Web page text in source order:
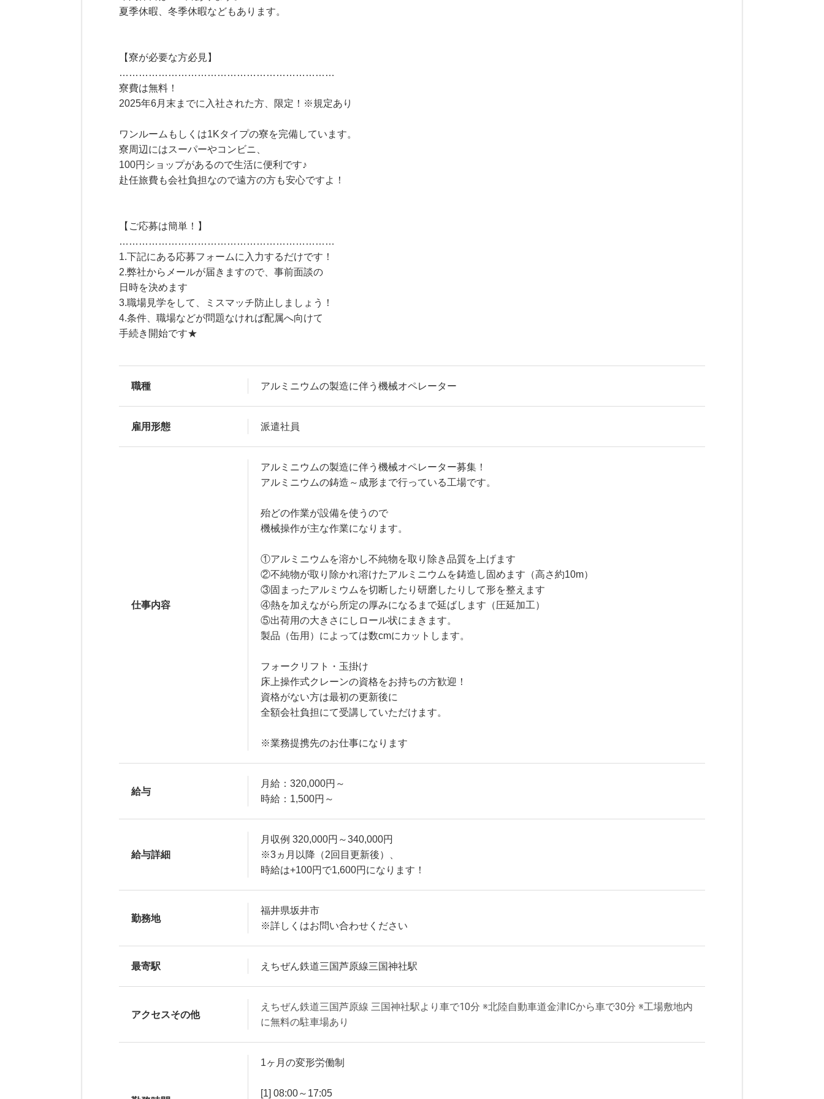
夏季休暇、冬季休暇などもあります。
【寮が必要な方必見】
…………………………………………………………
寮費は無料！
2025年6月末までに入社された方、限定！※規定あり
ワンルームもしくは1Kタイプの寮を完備しています。
寮周辺にはスーパーやコンビニ、
100円ショップがあるので生活に便利です♪
赴任旅費も会社負担なので遠方の方も安心ですよ！
【ご応募は簡単！】
…………………………………………………………
1.下記にある応募フォームに入力するだけです！
2.弊社からメールが届きますので、事前面談の
日時を決めます
3.職場見学をして、ミスマッチ防止しましょう！
4.条件、職場などが問題なければ配属へ向けて
手続き開始です★
職種 アルミニウムの製造に伴う機械オペレーター
雇用形態 派遣社員
仕事内容
アルミニウムの製造に伴う機械オペレーター募集！
アルミニウムの鋳造～成形まで行っている工場です。
殆どの作業が設備を使うので
機械操作が主な作業になります。
①アルミニウムを溶かし不純物を取り除き品質を上げます
②不純物が取り除かれ溶けたアルミニウムを鋳造し固めます（高さ約10m）
③固まったアルミウムを切断したり研磨したりして形を整えます
④熱を加えながら所定の厚みになるまで延ばします（圧延加工）
⑤出荷用の大きさにしロール状にまきます。
製品（缶用）によっては数cmにカットします。
フォークリフト・玉掛け
床上操作式クレーンの資格をお持ちの方歓迎！
資格がない方は最初の更新後に
全額会社負担にて受講していただけます。
※業務提携先のお仕事になります
給与
月給：320,000円～
時給：1,500円～
給与詳細
月収例 320,000円～340,000円
※3ヵ月以降（2回目更新後）、
時給は+100円で1,600円になります！
勤務地
福井県坂井市
※詳しくはお問い合わせください
最寄駅 えちぜん鉄道三国芦原線三国神社駅
アクセスその他
えちぜん鉄道三国芦原線 三国神社駅より車で10分 ※北陸自動車道金津ICから車で30分 ※工場敷地内
に無料の駐車場あり
1ヶ月の変形労働制
[1] 08:00～17:05